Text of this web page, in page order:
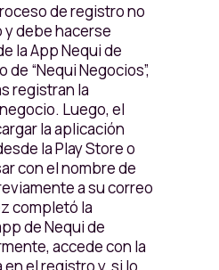
de registro no
debe hacerse
la App Nequi de
“Nequi Negocios”,
registran la
Luego, el
la aplicación
la Play Store o
con el nombre de
a su correo
completó la
de Nequi de
accede con la